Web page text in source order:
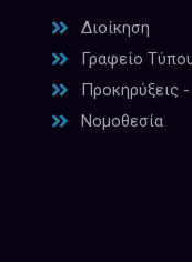
Διοίκηση
Γραφείο
Προκηρύξεις
Νομοθεσία